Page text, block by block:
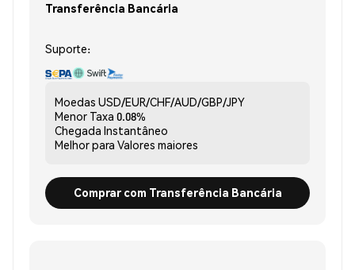
Transferência Bancária
Suporte:
Moedas USD/EUR/CHF/AUD/GBP/JPY
Menor Taxa 0.08%
Chegada Instantâneo
Melhor para Valores maiores
Comprar com Transferência Bancária